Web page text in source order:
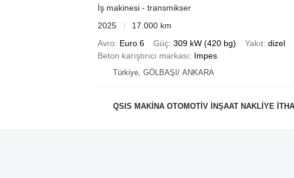
İş makinesi - transmikser
2025
17.000 km
Avro
Euro 6 Güç 309 kW (420 bg) Yakıt dizel
Beton karıştırıcı markası
Impes
Türkiye, GÖLBAŞI/ ANKARA
QSIS MAKİNA OTOMOTİV İNŞAAT NAKLİYE İTHALAT İHRACAT